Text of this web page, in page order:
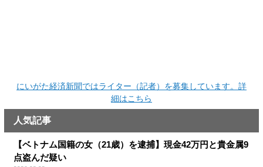
にいがた経済新聞ではライター（記者）を募集しています。詳
細はこちら
人気記事
【ベトナム国籍の女（21歳）を逮捕】現金42万円と貴金属9
点盗んだ疑い